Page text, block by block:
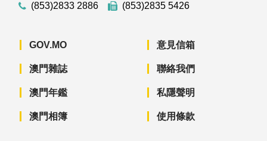
(853)2833 2886
(853)2835 5426
GOV.MO
澳門雜誌
澳門年鑑
澳門相簿
意見信箱
聯絡我們
私隱聲明
使用條款